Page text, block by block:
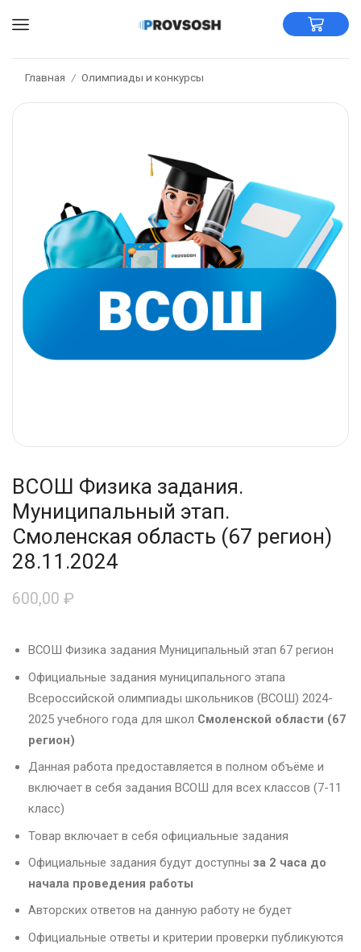
Главная / Олимпиады и конкурсы
ВСОШ Физика задания.
Муниципальный этап.
Смоленская область (67 регион)
28.11.2024
600,00 ₽
ВСОШ Физика задания Муниципальный этап 67 регион
Официальные задания муниципального этапа
Всероссийской олимпиады школьников (ВСОШ) 2024-
2025 учебного года для школ Смоленской области (67
регион)
Данная работа предоставляется в полном объёме и
включает в себя задания ВСОШ для всех классов (7-11
класс)
Товар включает в себя официальные задания
Официальные задания будут доступны за 2 часа до
начала проведения работы
Авторских ответов на данную работу не будет
Официальные ответы и критерии проверки публикуются